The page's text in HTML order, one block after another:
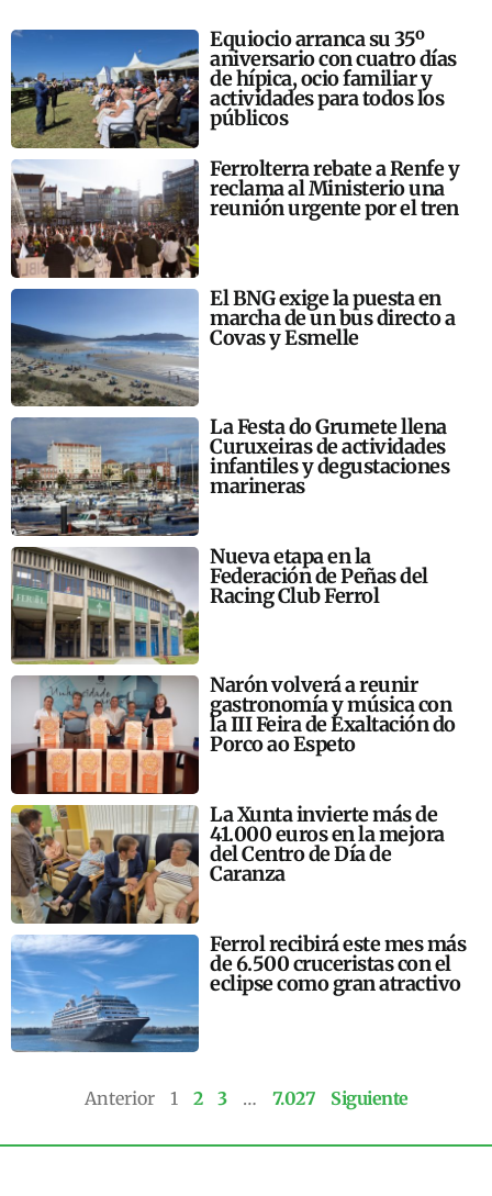
Equiocio arranca su 35º
aniversario con cuatro días
de hípica, ocio familiar y
actividades para todos los
públicos
Ferrolterra rebate a Renfe y
reclama al Ministerio una
reunión urgente por el tren
El BNG exige la puesta en
marcha de un bus directo a
Covas y Esmelle
La Festa do Grumete llena
Curuxeiras de actividades
infantiles y degustaciones
marineras
Nueva etapa en la
Federación de Peñas del
Racing Club Ferrol
Narón volverá a reunir
gastronomía y música con
la III Feira de Exaltación do
Porco ao Espeto
La Xunta invierte más de
41.000 euros en la mejora
del Centro de Día de
Caranza
Ferrol recibirá este mes más
de 6.500 cruceristas con el
eclipse como gran atractivo
Anterior 1 2 3 … 7.027 Siguiente